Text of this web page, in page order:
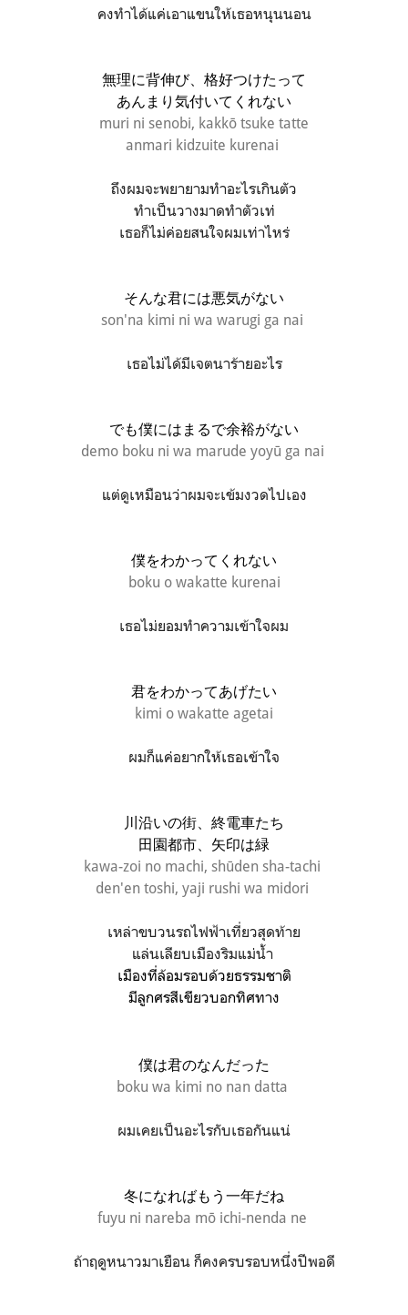
คงทำได้แค่เอาแขนให้เธอหนุนนอน
無理に背伸び、格好つけたって
あんまり気付いてくれない
muri ni senobi, kakkō tsuke tatte
anmari kidzuite kurenai
ถึงผมจะพยายามทำอะไรเกินตัว
ทำเป็นวางมาดทำตัวเท่
เธอก็ไม่ค่อยสนใจผมเท่าไหร่
そんな君には悪気がない
son'na kimi ni wa warugi ga nai
เธอไม่ได้มีเจตนาร้ายอะไร
でも僕にはまるで余裕がない
demo boku ni wa marude yoyū ga nai
แต่ดูเหมือนว่าผมจะเข้มงวดไปเอง
僕をわかってくれない
boku o wakatte kurenai
เธอไม่ยอมทำความเข้าใจผม
君をわかってあげたい
kimi o wakatte agetai
ผมก็แค่อยากให้เธอเข้าใจ
川沿いの街、終電車たち
田園都市、矢印は緑
kawa-zoi no machi, shūden sha-tachi
den'en toshi, yaji rushi wa midori
เหล่าขบวนรถไฟฟ้าเที่ยวสุดท้าย
แล่นเลียบเมืองริมแม่น้ำ
เมืองที่ล้อมรอบด้วยธรรมชาติ
มีลูกศรสีเขียวบอกทิศทาง
僕は君のなんだった
boku wa kimi no nan datta
ผมเคยเป็นอะไรกับเธอกันแน่
冬になればもう一年だね
fuyu ni nareba mō ichi-nenda ne
ถ้าฤดูหนาวมาเยือน ก็คงครบรอบหนึ่งปีพอดี